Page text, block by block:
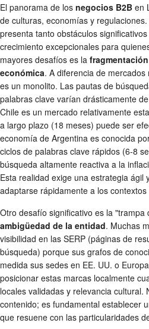
El panorama de los negocios B2B en
de culturas, economías y
presenta tanto obstáculos
crecimiento excepcionales para
mayores desafíos es la
económica. A diferencia de
es un monolito. Las pautas de
palabras clave varían drásticamente
Chile es un mercado relativamente
a largo plazo (18 meses) puede ser
economía de Argentina es conocida
ciclos de palabras clave rápidos (6-8
búsqueda altamente reactiva a la
Esta realidad exige una estrategia ágil
adaptarse rápidamente a los contextos
Otro desafío significativo es la "trampa
ambigüedad de la entidad. Muchas
visibilidad en las SERP (páginas de
búsqueda) porque sus grafos de
medida sus sedes en EE. UU. o
posicionar estas marcas localmente
locales validadas y relevancia cultural.
contenido; es fundamental establecer
que resuene con las particularidades